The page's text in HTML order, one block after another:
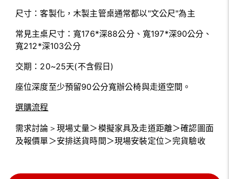
尺寸：客製化，木製主管桌通常都以"文公尺"為主
常見主桌尺寸：寬176*深88公分、寬197*深90公分、
寬212*深103公分
交期：20~25天(不含假日)
座位深度至少預留90公分寬辦公椅與走道空間。
選購流程
需求討論 ＞ 現場丈量＞模擬家具及走道距離＞確認圖面
及報價單＞安排送貨時間 ＞現場安裝定位＞完貨驗收